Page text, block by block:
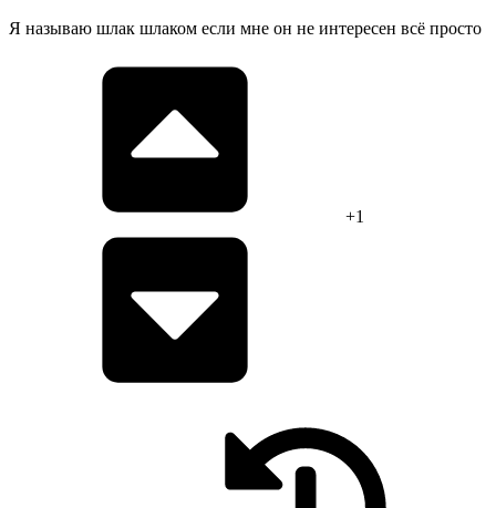
Я называю шлак шлаком если мне он не интересен всё просто
+1